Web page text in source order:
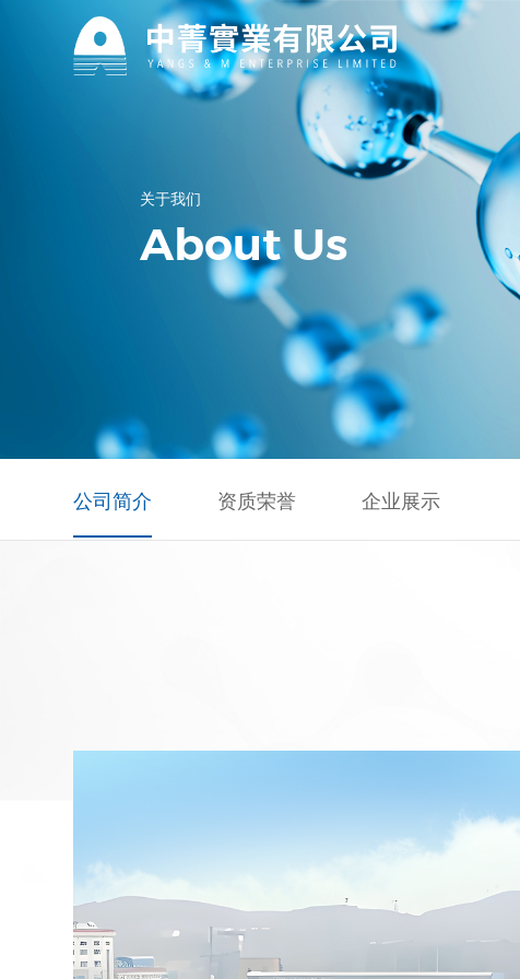
关于我们
公司主营产品过碳酸钠、氟化钠、DMPA、
特殊洗涤等多种化工产品，凭借过硬的产品
品质和竞争力的价格优势。
资讯中心
第一时间了解中菁实业有限公司最新资讯！
产品中心
公司主营产品过碳酸钠、氟化钠、DMPA、
特殊洗涤等多种化工产品，已出口东南亚，
日韩，欧美和中东20多个国家。
关于我们
About Us
公司简介 资质荣誉 企业展示